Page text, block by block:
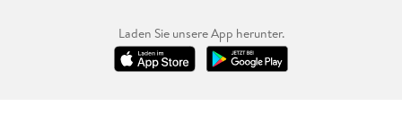
Laden Sie unsere App herunter.